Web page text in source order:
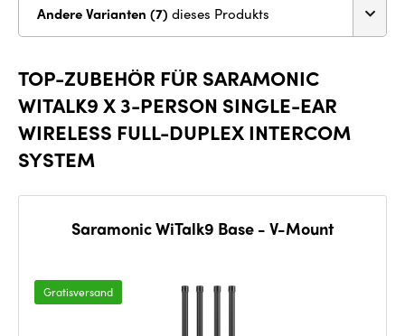
Andere Varianten (7) dieses Produkts
TOP-ZUBEHÖR FÜR SARAMONIC
WITALK9 X 3-PERSON SINGLE-EAR
WIRELESS FULL-DUPLEX INTERCOM
SYSTEM
Saramonic WiTalk9 Base - V-Mount
Gratisversand